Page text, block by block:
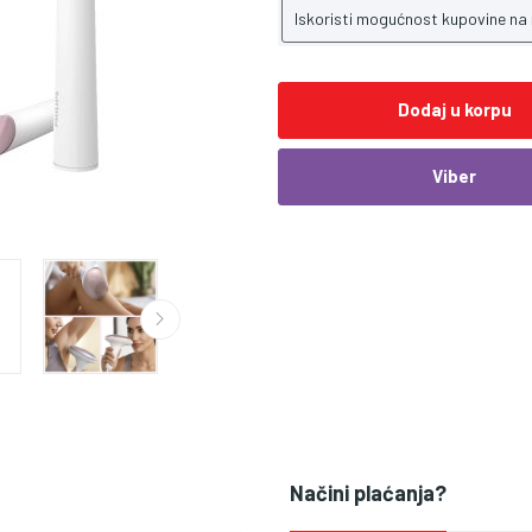
Iskoristi mogućnost kupovine
Dodaj u korpu
Viber
Načini plaćanja?